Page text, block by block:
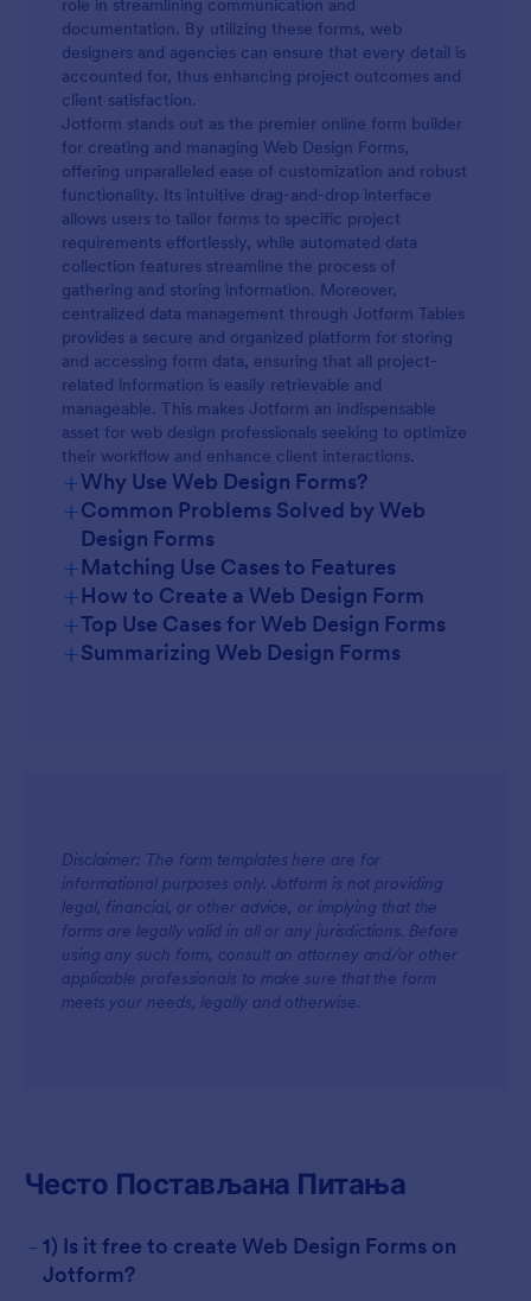
role in streamlining communication and
documentation. By utilizing these forms, web
designers and agencies can ensure that every detail is
accounted for, thus enhancing project outcomes and
client satisfaction.
Jotform stands out as the premier online form builder
for creating and managing Web Design Forms,
offering unparalleled ease of customization and robust
functionality. Its intuitive drag-and-drop interface
allows users to tailor forms to specific project
requirements effortlessly, while automated data
collection features streamline the process of
gathering and storing information. Moreover,
centralized data management through Jotform Tables
provides a secure and organized platform for storing
and accessing form data, ensuring that all project-
related information is easily retrievable and
manageable. This makes Jotform an indispensable
asset for web design professionals seeking to optimize
their workflow and enhance client interactions.
+Why Use Web Design Forms?
+Common Problems Solved by Web
Design Forms
+Matching Use Cases to Features
+How to Create a Web Design Form
+Top Use Cases for Web Design Forms
For Managers
For Teams
+Summarizing Web Design Forms
Disclaimer: The form templates here are for
informational purposes only. Jotform is not providing
legal, financial, or other advice, or implying that the
forms are legally valid in all or any jurisdictions. Before
using any such form, consult an attorney and/or other
applicable professionals to make sure that the form
meets your needs, legally and otherwise.
Често Постављана Питања
- 1) Is it free to create Web Design Forms on
Jotform?